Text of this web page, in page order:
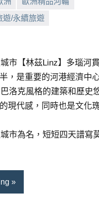
遊/永續旅遊
市【林茲Linz】多瑙河
，是重要的河港經濟中
洛克風格的建築和歷史
現代感，同時也是文化
市為名，短短四天譜寫